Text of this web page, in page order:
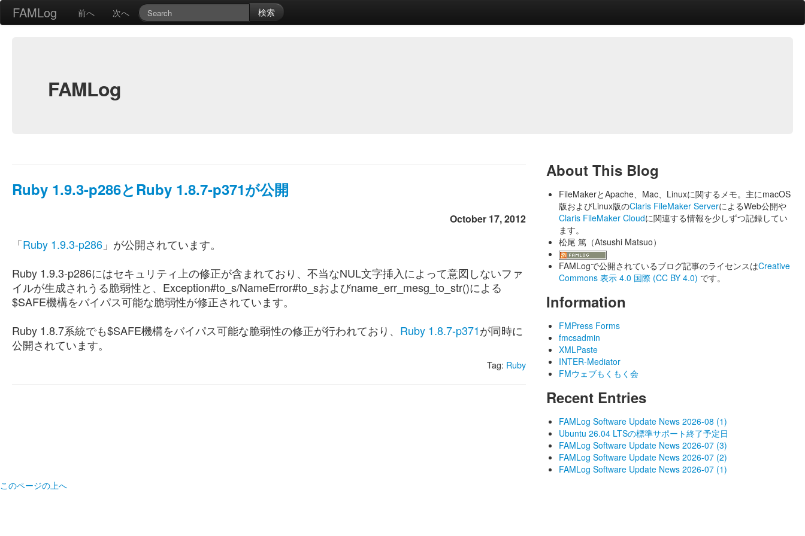
FAMLog 前へ 次へ 検索
FAMLog
Ruby 1.9.3-p286とRuby 1.8.7-p371が公開
October 17, 2012
「Ruby 1.9.3-p286 」が公開されています。
Ruby 1.9.3-p286にはセキュリティ上の修正が含まれており、不当なNUL文字挿入によって意図しないファ
イルが生成されうる脆弱性と、Exception#to_s/NameError#to_sおよびname_err_mesg_to_str()による
$SAFE機構をバイパス可能な脆弱性が修正されています。
Ruby 1.8.7系統でも$SAFE機構をバイパス可能な脆弱性の修正が行われており、 Ruby 1.8.7-p371が同時に
公開されています。
Tag: Ruby
About This Blog
FileMakerとApache、Mac、Linuxに関するメモ。主にmacOS
版およびLinux版のClaris FileMaker ServerによるWeb公開や
Claris FileMaker Cloudに関連する情報を少しずつ記録してい
ます。
松尾 篤（Atsushi Matsuo）
FAMLogで公開されているブログ記事のライセンスはCreative
Commons 表示 4.0 国際 (CC BY 4.0) です。
Information
FMPress Forms
fmcsadmin
XMLPaste
INTER-Mediator
FMウェブもくもく会
Recent Entries
FAMLog Software Update News 2026-08 (1)
Ubuntu 26.04 LTSの標準サポート終了予定日
FAMLog Software Update News 2026-07 (3)
FAMLog Software Update News 2026-07 (2)
FAMLog Software Update News 2026-07 (1)
このページの上へ